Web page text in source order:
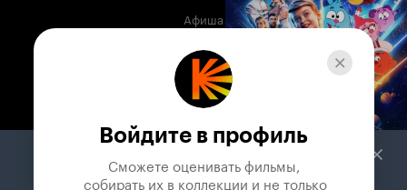
Афиша
Музыка
Телепрограмма
Служба поддержки
Войдите в профиль
Сможете оценивать фильмы,
собирать их в коллекции и не только